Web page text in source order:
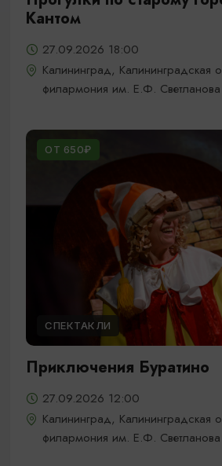
Кантом
27.09.2026 18:00
Калининград, Калининградская
филармония им. Е.Ф. Светланова
ОТ 650₽
СПЕКТАКЛИ
Приключения Буратино
27.09.2026 12:00
Калининград, Калининградская
филармония им. Е.Ф. Светланова